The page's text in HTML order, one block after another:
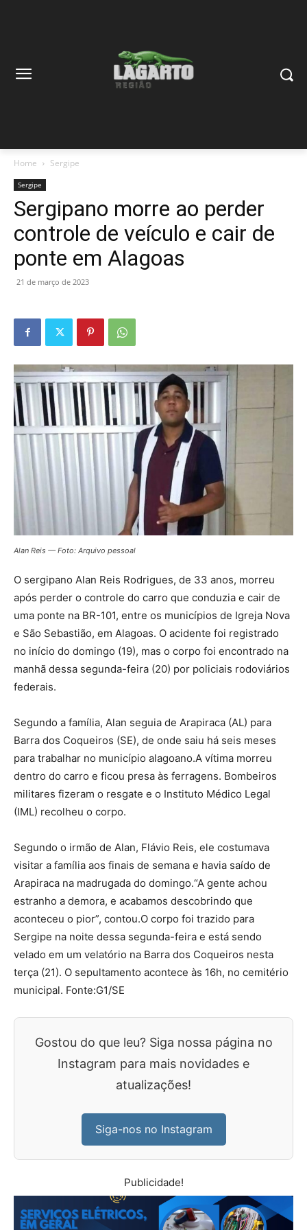
Home Sergipe
Sergipe
Sergipano morre ao perder
controle de veículo e cair de
ponte em Alagoas
21 de março de 2023
Alan Reis — Foto: Arquivo pessoal
O sergipano Alan Reis Rodrigues, de 33 anos, morreu
após perder o controle do carro que conduzia e cair de
uma ponte na BR-101, entre os municípios de Igreja Nova
e São Sebastião, em Alagoas. O acidente foi registrado
no início do domingo (19), mas o corpo foi encontrado na
manhã dessa segunda-feira (20) por policiais rodoviários
federais.
Segundo a família, Alan seguia de Arapiraca (AL) para
Barra dos Coqueiros (SE), de onde saiu há seis meses
para trabalhar no município alagoano.A vítima morreu
dentro do carro e ficou presa às ferragens. Bombeiros
militares fizeram o resgate e o Instituto Médico Legal
(IML) recolheu o corpo.
Segundo o irmão de Alan, Flávio Reis, ele costumava
visitar a família aos finais de semana e havia saído de
Arapiraca na madrugada do domingo.“A gente achou
estranho a demora, e acabamos descobrindo que
aconteceu o pior”, contou.O corpo foi trazido para
Sergipe na noite dessa segunda-feira e está sendo
velado em um velatório na Barra dos Coqueiros nesta
terça (21). O sepultamento acontece às 16h, no cemitério
municipal. Fonte:G1/SE
Gostou do que leu? Siga nossa página no
Instagram para mais novidades e
atualizações!
Siga-nos no Instagram
Publicidade!